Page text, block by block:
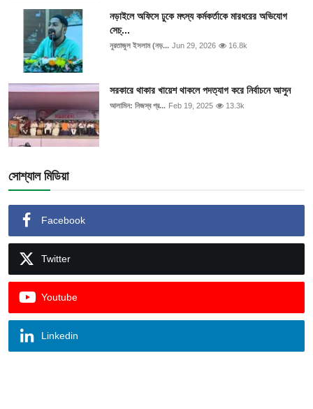
নড়াইলে অফিসে ঢুকে মৎস্য কর্মকর্তাকে মারধরের অভিযোগ
সেচ্...
নুরতাজুল ইসলাম (নড়... Jun 29, 2026 16.8k
সরকারে থাকার খায়েশ থাকলে পদত্যাগ করে নির্বাচনে আসুন
আলামিন: নিজস্ব প্র... Feb 19, 2025 13.3k
সোশ্যাল মিডিয়া
Facebook
Twitter
Youtube
Linkedin